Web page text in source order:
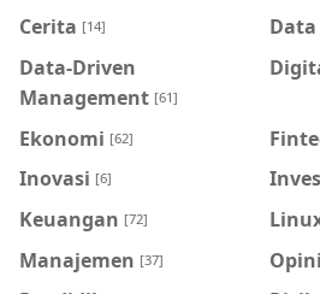
Cerita [14] Data
Data-Driven
Management [61]
Ekonomi [62]
Inovasi [6]
Keuangan [72]
Manajemen [37] Opini